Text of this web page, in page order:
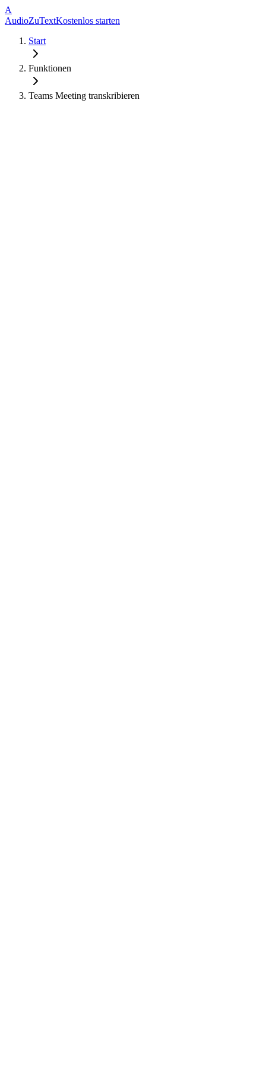
A
AudioZuTextKostenlos starten
Start
Funktionen
Teams Meeting transkribieren